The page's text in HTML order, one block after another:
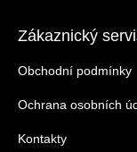
Zákaznický
Obchodní podmínky
Ochrana osobních
Kontakty